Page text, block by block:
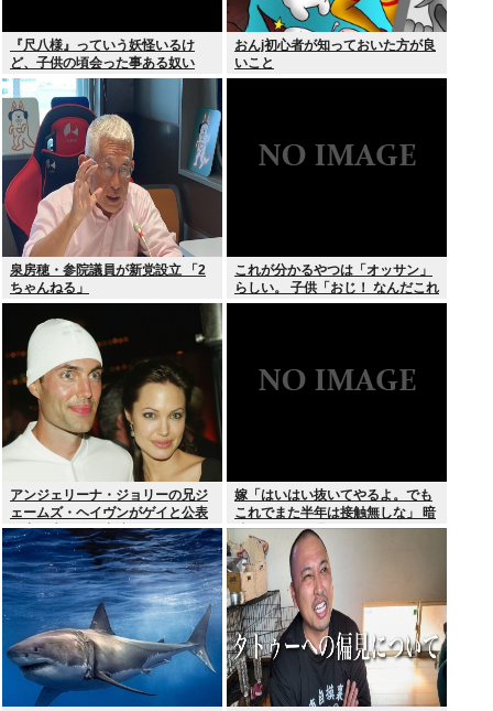
『尺八様』っていう妖怪いるけ
ど、子供の頃会った事ある奴い
る？？
おんj初心者が知っておいた方が良
いこと
泉房穂・参院議員が新党設立 「2
ちゃんねる」
これが分かるやつは「オッサン」
らしい。 子供「おじ！ なんだこれ
は！」
アンジェリーナ・ジョリーの兄ジ
ェームズ・ヘイヴンがゲイと公表
元妻の生配信に出演しカミングア
ウト ヤフコメ「顔見ればわかる」
嫁「はいはい抜いてやるよ。でも
これでまた半年は接触無しな」 暗
黙のこれツラ過ぎるだろ